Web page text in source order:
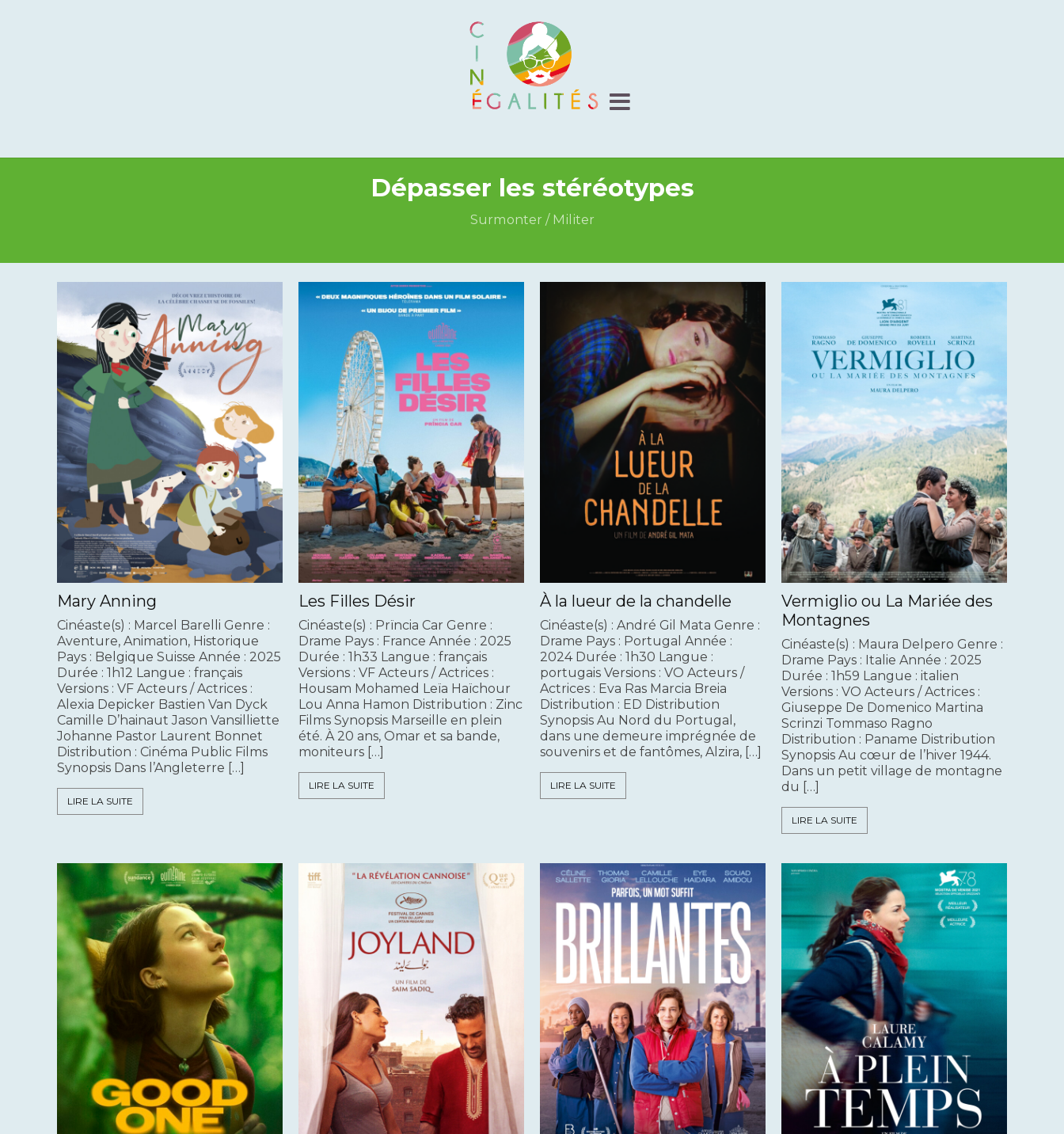
Dépasser les stéréotypes
Surmonter / Militer
Mary Anning
Cinéaste(s) : Marcel Barelli Genre :
Aventure, Animation, Historique
Pays : Belgique Suisse Année : 2025
Durée : 1h12 Langue : français
Versions : VF Acteurs / Actrices :
Alexia Depicker Bastien Van Dyck
Camille D’hainaut Jason Vansilliette
Johanne Pastor Laurent Bonnet
Distribution : Cinéma Public Films
Synopsis Dans l’Angleterre […]
LIRE LA SUITE
Les Filles Désir
Cinéaste(s) : Prïncia Car Genre :
Drame Pays : France Année : 2025
Durée : 1h33 Langue : français
Versions : VF Acteurs / Actrices :
Housam Mohamed Leïa Haïchour
Lou Anna Hamon Distribution : Zinc
Films Synopsis Marseille en plein
été. À 20 ans, Omar et sa bande,
moniteurs […]
LIRE LA SUITE
À la lueur de la chandelle
Cinéaste(s) : André Gil Mata Genre :
Drame Pays : Portugal Année :
2024 Durée : 1h30 Langue :
portugais Versions : VO Acteurs /
Actrices : Eva Ras Marcia Breia
Distribution : ED Distribution
Synopsis Au Nord du Portugal,
dans une demeure imprégnée de
souvenirs et de fantômes, Alzira, […]
LIRE LA SUITE
Vermiglio ou La Mariée des
Montagnes
Cinéaste(s) : Maura Delpero Genre :
Drame Pays : Italie Année : 2025
Durée : 1h59 Langue : italien
Versions : VO Acteurs / Actrices :
Giuseppe De Domenico Martina
Scrinzi Tommaso Ragno
Distribution : Paname Distribution
Synopsis Au cœur de l’hiver 1944.
Dans un petit village de montagne
du […]
LIRE LA SUITE